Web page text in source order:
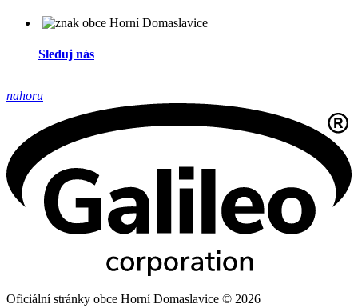
Sleduj nás
nahoru
Oficiální stránky obce Horní Domaslavice © 2026